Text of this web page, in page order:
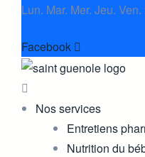
Lun. Mar. Mer. Jeu.
Facebook
Nos services
Entretiens
Nutrition du